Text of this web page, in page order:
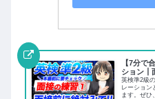
【7分で
ション┃
英検準2級
レーション
ます。ぜひ